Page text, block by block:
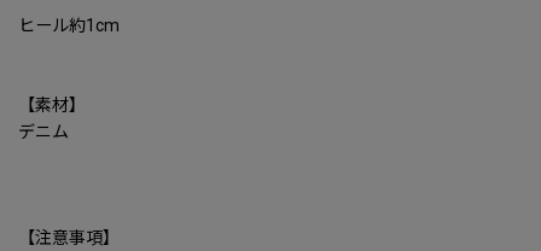
ヒール約1cm
【素材】
デニム
【注意事項】